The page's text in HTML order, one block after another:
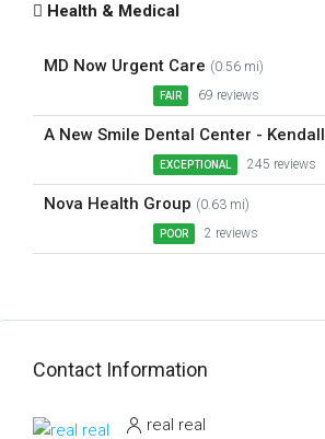
Health & Medical
MD Now Urgent Care (0.56 mi)
FAIR 69 reviews
A New Smile Dental Center - Kendall
EXCEPTIONAL 245 reviews
Nova Health Group (0.63 mi)
POOR 2 reviews
Contact Information
real real